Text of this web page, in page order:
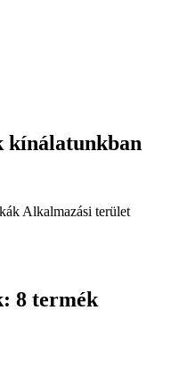
Alkalmazási terület
8 termék